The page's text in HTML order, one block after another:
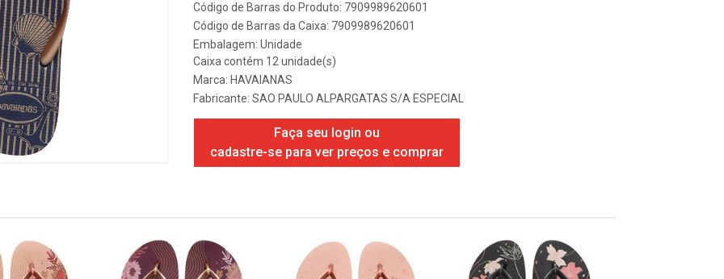
Código de Barras do Produto: 7909989620601
Código de Barras da Caixa: 7909989620601
Embalagem: Unidade
Caixa contém 12 unidade(s)
Marca: HAVAIANAS
Fabricante: SAO PAULO ALPARGATAS S/A ESPECIAL
Faça seu login ou
cadastre-se para ver preços e comprar